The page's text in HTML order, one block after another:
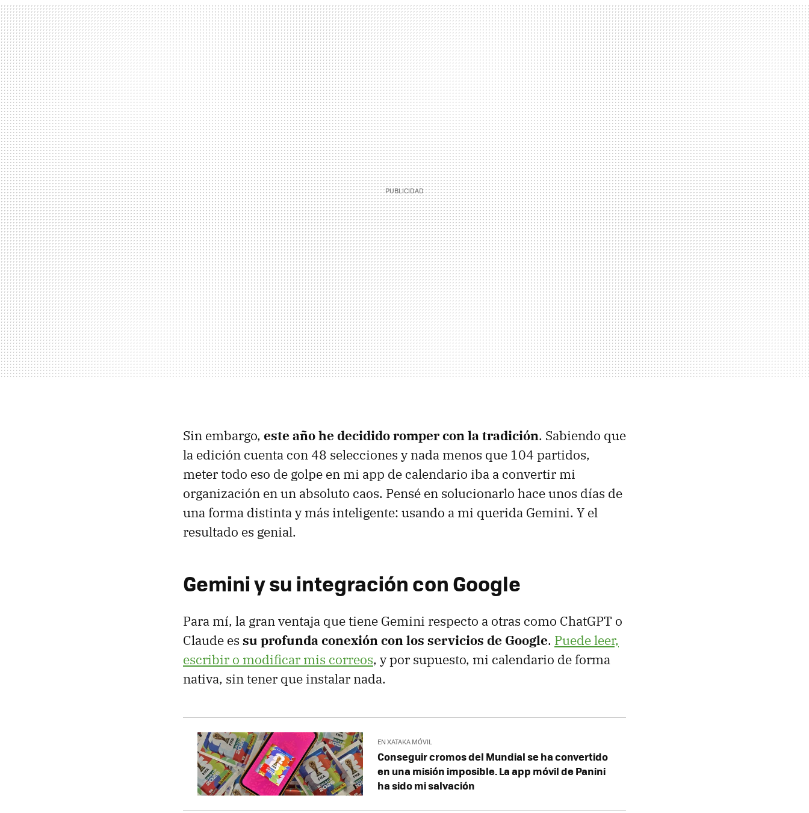
Sin embargo, este año he decidido romper con la tradición. Sabiendo que
la edición cuenta con 48 selecciones y nada menos que 104 partidos,
meter todo eso de golpe en mi app de calendario iba a convertir mi
organización en un absoluto caos. Pensé en solucionarlo hace unos días de
una forma distinta y más inteligente: usando a mi querida Gemini. Y el
resultado es genial.
Gemini y su integración con Google
Para mí, la gran ventaja que tiene Gemini respecto a otras como ChatGPT o
Claude es su profunda conexión con los servicios de Google. Puede leer,
escribir o modificar mis correos, y por supuesto, mi calendario de forma
nativa, sin tener que instalar nada.
EN XATAKA MÓVIL
Conseguir cromos del Mundial se ha convertido
en una misión imposible. La app móvil de Panini
ha sido mi salvación